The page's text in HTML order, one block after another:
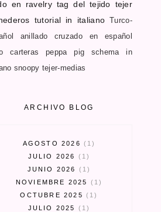
en ravelry tag del tejido tejer
tutorial in italiano Turco-
anillado cruzado en español
carteras
peppa pig schema in
snoopy tejer-medias
ARCHIVO BLOG
AGOSTO 2026
1
JULIO 2026
1
JUNIO 2026
1
NOVIEMBRE 2025
1
OCTUBRE 2025
1
JULIO 2025
1